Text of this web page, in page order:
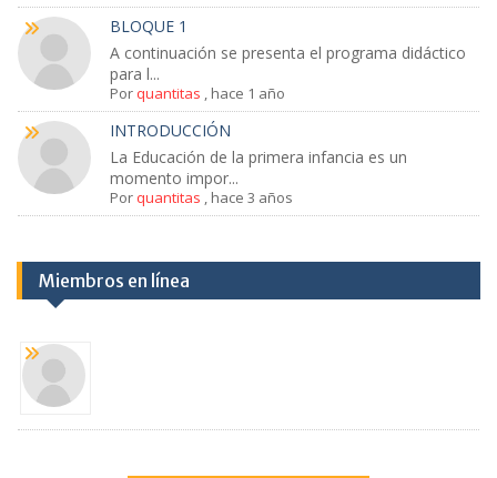
BLOQUE 1
A continuación se presenta el programa didáctico
para l...
Porquantitas , hace 1 año
INTRODUCCIÓN
La Educación de la primera infancia es un
momento impor...
Porquantitas , hace 3 años
Miembros en línea